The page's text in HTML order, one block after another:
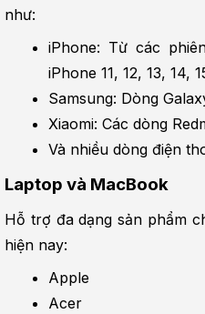
như:
iPhone: Từ các
iPhone 11, 12, 13, 14,
Samsung: Dòng
Xiaomi: Các dòng
Và nhiều dòng điện
Laptop và MacBook
Hỗ trợ đa dạng sản phẩm
hiện nay:
Apple
Acer